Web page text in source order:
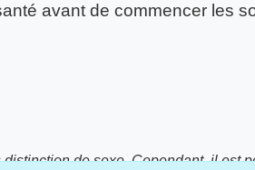
avant de commencer les
de sexe. Cependant, il est